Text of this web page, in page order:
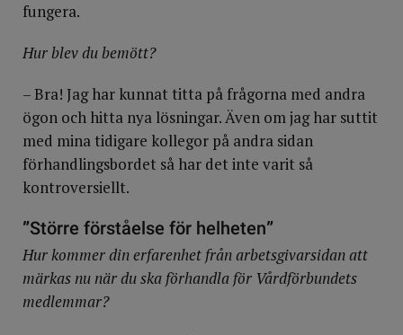
fungera.
Hur blev du bemött?
– Bra! Jag har kunnat titta på frågorna med andra
ögon och hitta nya lösningar. Även om jag har suttit
med mina tidigare kollegor på andra sidan
förhandlingsbordet så har det inte varit så
kontroversiellt.
”Större förståelse för helheten”
Hur kommer din erfarenhet från arbetsgivarsidan att
märkas nu när du ska förhandla för Vårdförbundets
medlemmar?